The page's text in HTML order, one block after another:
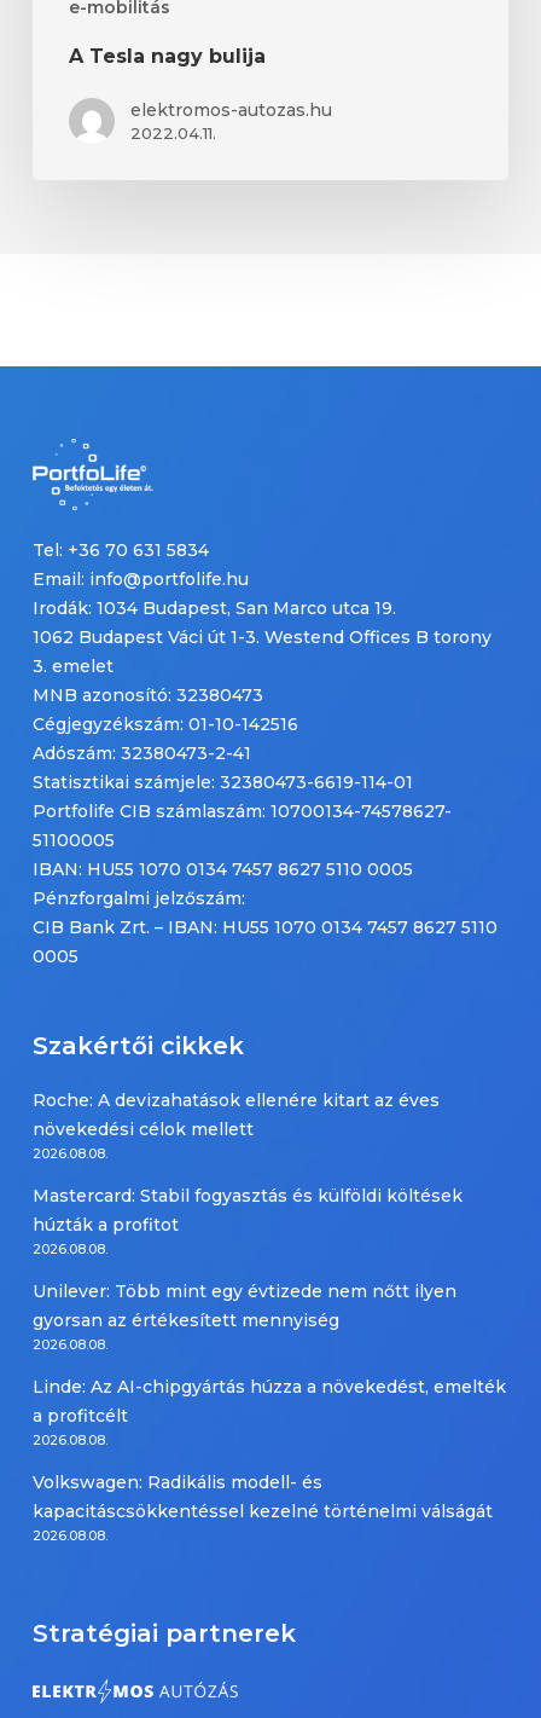
e-mobilitás
A Tesla nagy bulija
elektromos-autozas.hu
2022.04.11.
Tel: +36 70 631 5834
Email: info@portfolife.hu
Irodák: 1034 Budapest, San Marco utca 19.
1062 Budapest Váci út 1-3. Westend Offices B torony
3. emelet
MNB azonosító: 32380473
Cégjegyzékszám: 01-10-142516
Adószám: 32380473-2-41
Statisztikai számjele: 32380473-6619-114-01
Portfolife CIB számlaszám: 10700134-74578627-
51100005
IBAN: HU55 1070 0134 7457 8627 5110 0005
Pénzforgalmi jelzőszám:
CIB Bank Zrt. – IBAN: HU55 1070 0134 7457 8627 5110
0005
Szakértői cikkek
Roche: A devizahatások ellenére kitart az éves
növekedési célok mellett
2026.08.08.
Mastercard: Stabil fogyasztás és külföldi költések
húzták a profitot
2026.08.08.
Unilever: Több mint egy évtizede nem nőtt ilyen
gyorsan az értékesített mennyiség
2026.08.08.
Linde: Az AI-chipgyártás húzza a növekedést, emelték
a profitcélt
2026.08.08.
Volkswagen: Radikális modell- és
kapacitáscsökkentéssel kezelné történelmi válságát
2026.08.08.
Stratégiai partnerek